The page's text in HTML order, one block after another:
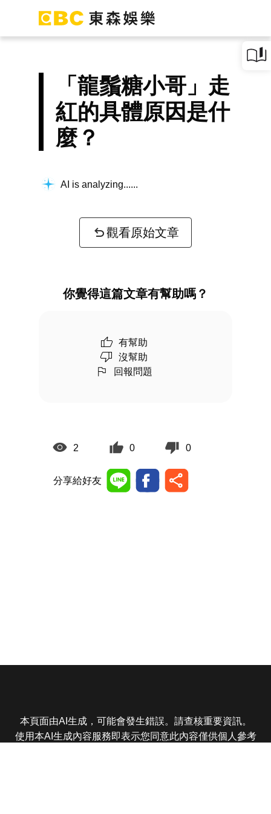
「龍鬚糖小哥」走
紅的具體原因是什
麼？
AI is analyzing...
觀看原始文章
你覺得這篇文章有幫助嗎？
有幫助
沒幫助
回報問題
2 0 0
分享給好友
本頁面由AI生成，可能會發生錯誤。請查核重要資訊。
使用本AI生成內容服務即表示您同意此內容僅供個人參考